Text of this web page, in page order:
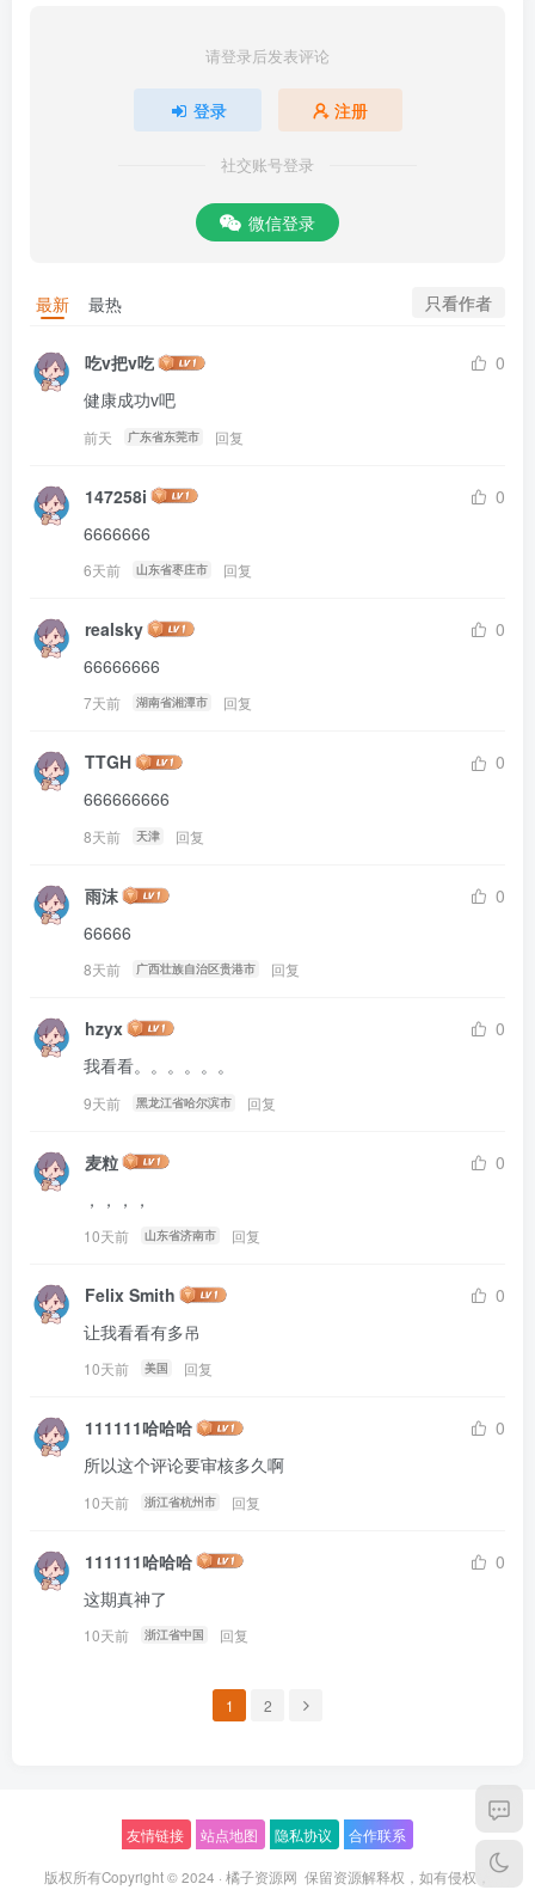
请登录后发表评论
登录 注册
社交账号登录
微信登录
最新 最热 只看作者
吃v把v吃
0
健康成功v吧
前天 广东省东莞市 回复
147258i
0
6666666
6天前 山东省枣庄市 回复
realsky
0
66666666
7天前 湖南省湘潭市 回复
TTGH
0
666666666
8天前 天津 回复
雨沫
0
66666
8天前 广西壮族自治区贵港市 回复
hzyx
0
我看看。。。。。。
9天前 黑龙江省哈尔滨市 回复
麦粒
0
，，，，
10天前 山东省济南市 回复
Felix Smith
0
让我看看有多吊
10天前 美国 回复
111111哈哈哈
0
所以这个评论要审核多久啊
10天前 浙江省杭州市 回复
111111哈哈哈
0
这期真神了
10天前 浙江省中国 回复
1 2
友情链接 站点地图 隐私协议 合作联系
版权所有Copyright © 2024 · 橘子资源网 保留资源解释权，如有侵权，